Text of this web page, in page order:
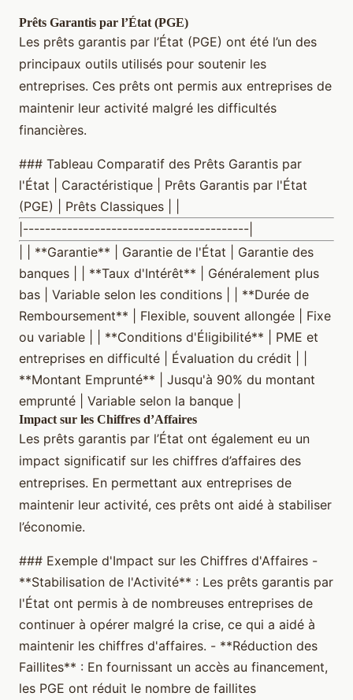
Prêts Garantis par l’État (PGE)
Les prêts garantis par l’État (PGE) ont été l’un des
principaux outils utilisés pour soutenir les
entreprises. Ces prêts ont permis aux entreprises de
maintenir leur activité malgré les difficultés
financières.
### Tableau Comparatif des Prêts Garantis par
l'État | Caractéristique | Prêts Garantis par l'État
(PGE) | Prêts Classiques | |
|-----------------------------------------|
| | **Garantie** | Garantie de l'État | Garantie des
banques | | **Taux d'Intérêt** | Généralement plus
bas | Variable selon les conditions | | **Durée de
Remboursement** | Flexible, souvent allongée | Fixe
ou variable | | **Conditions d'Éligibilité** | PME et
entreprises en difficulté | Évaluation du crédit | |
**Montant Emprunté** | Jusqu'à 90% du montant
emprunté | Variable selon la banque |
Impact sur les Chiffres d’Affaires
Les prêts garantis par l’État ont également eu un
impact significatif sur les chiffres d’affaires des
entreprises. En permettant aux entreprises de
maintenir leur activité, ces prêts ont aidé à stabiliser
l’économie.
### Exemple d'Impact sur les Chiffres d'Affaires -
**Stabilisation de l'Activité** : Les prêts garantis par
l'État ont permis à de nombreuses entreprises de
continuer à opérer malgré la crise, ce qui a aidé à
maintenir les chiffres d'affaires. - **Réduction des
Faillites** : En fournissant un accès au financement,
les PGE ont réduit le nombre de faillites